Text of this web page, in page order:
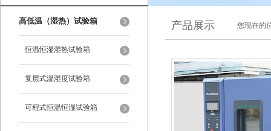
高低温（湿热）试验箱
恒温恒湿湿热试验箱
复层式温湿度试验箱
可程式恒温恒湿试验箱
产品展示 您现在的